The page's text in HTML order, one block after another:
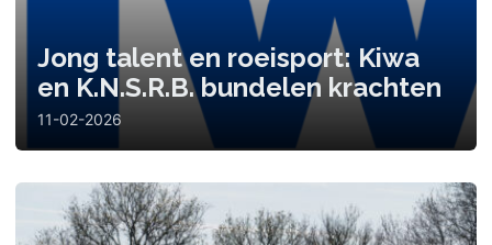
Jong talent en roeisport: Kiwa
en K.N.S.R.B. bundelen krachten
11-02-2026